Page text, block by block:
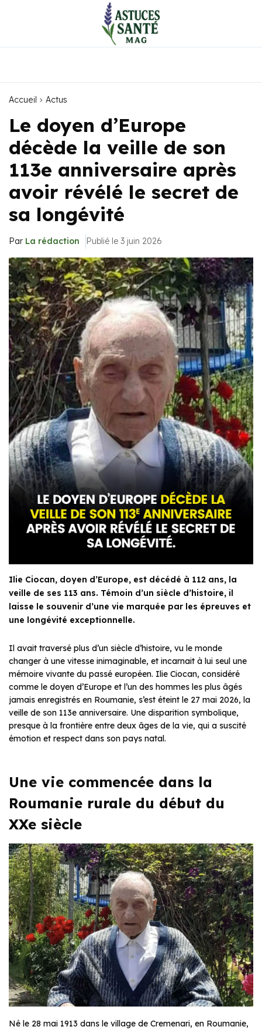
Accueil Actus
Le doyen d’Europe
décède la veille de son
113e anniversaire après
avoir révélé le secret de
sa longévité
Par La rédaction Publié le 3 juin 2026
Ilie Ciocan, doyen d’Europe, est décédé à 112 ans, la
veille de ses 113 ans. Témoin d’un siècle d’histoire, il
laisse le souvenir d’une vie marquée par les épreuves et
une longévité exceptionnelle.
Il avait traversé plus d’un siècle d’histoire, vu le monde
changer à une vitesse inimaginable, et incarnait à lui seul une
mémoire vivante du passé européen. Ilie Ciocan, considéré
comme le doyen d’Europe et l’un des hommes les plus âgés
jamais enregistrés en Roumanie, s’est éteint le 27 mai 2026, la
veille de son 113e anniversaire. Une disparition symbolique,
presque à la frontière entre deux âges de la vie, qui a suscité
émotion et respect dans son pays natal.
Une vie commencée dans la
Roumanie rurale du début du
XXe siècle
Né le 28 mai 1913 dans le village de Cremenari, en Roumanie,